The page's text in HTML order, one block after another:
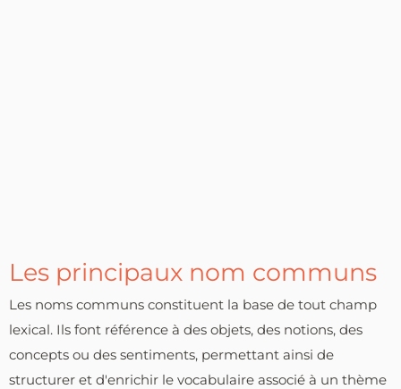
Les principaux nom communs
Les noms communs constituent la base de tout champ
lexical. Ils font référence à des objets, des notions, des
concepts ou des sentiments, permettant ainsi de
structurer et d'enrichir le vocabulaire associé à un thème